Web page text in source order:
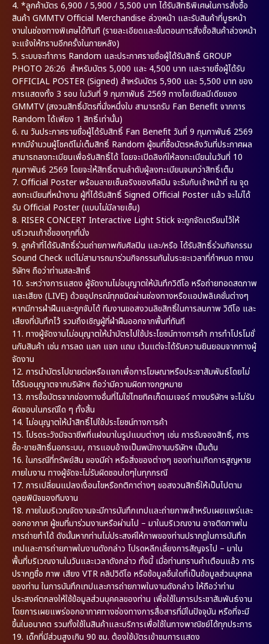
4. *ลูกค้าบัตร 6,900 / 5,900 / 5,500 บาท ได้รับสิทธิพิเศษในการสั่งซื้อ
สินค้า GMMTV Official Merchandise ล่วงหน้า และรับสินค้าที่บูธหน้า
งานในช่องทางพิเศษได้ทันที (รายละเอียดและขั้นตอนการสั่งซื้อสินค้าล่วงหน้า
จะแจ้งให้ทราบอีกครั้งในภายหลัง)
5. ระบบจะทำการ Random และประกาศรายชื่อผู้ได้รับสิทธิ์ GROUP
PHOTO 26:26 สำหรับบัตร 5,000 และ 4,500 บาท และรายชื่อผู้ได้รับ
OFFICIAL POSTER (Signed) สำหรับบัตร 5,900 และ 5,500 บาท ของ
การแสดงทั้ง 3 รอบ ในวันที่ 9 กุมภาพันธ์ 2569 ทางโซเชียลมีเดียของ
GMMTV (สงวนสิทธิ์บัตรที่นั่งหนึ่งใบ สามารถรับ Fan Benefit จากการ
Random ได้เพียง 1 สิทธิ์เท่านั้น)
6. ณ วันประกาศรายชื่อผู้ได้รับสิทธิ์ Fan Benefit วันที่ 9 กุมภาพันธ์ 2569
หากมีจำนวนผู้โชคดีไม่เต็มสิทธิ์ Random ผู้ชมที่ซื้อบัตรหลังวันที่ประกาศผล
สามารถลงทะเบียนเพื่อรับสิทธิ์ได้ โดยจะเปิดลิงก์ให้ลงทะเบียนในวันที่ 10
กุมภาพันธ์ 2569 โดยจะให้สิทธิ์ตามลำดับผู้ลงทะเบียนจนกว่าสิทธิ์เต็ม
7. Official Poster พร้อมลายเซ็นจริงของศิลปิน จะรับกับเจ้าหน้าที่ ณ จุด
ลงทะเบียนที่หน้างาน ผู้ที่ได้รับสิทธิ์ Signed Official Poster แล้ว จะไม่ได้
รับ Official Poster (แบบไม่มีลายเซ็น)
8. RISER CONCERT Interactive Light Stick จะถูกจัดเตรียมไว้ให้
บริเวณเก้าอี้ของทุกที่นั่ง
9. ลูกค้าที่ได้รับสิทธิ์ร่วมถ่ายภาพกับศิลปิน และ/หรือ ได้รับสิทธิ์ร่วมกิจกรรม
Sound Check แต่ไม่สามารถมาร่วมกิจกรรมทันในระยะเวลาที่กำหนด ทางบ
ริษัทฯ ถือว่าท่านสละสิทธิ์
10. ระหว่างการแสดง ผู้จัดงานไม่อนุญาตให้บันทึกวิดีโอ หรือถ่ายทอดสดภาพ
และเสียง (LIVE) ด้วยอุปกรณ์ทุกชนิดผ่านช่องทางหรือแอปพลิเคชั่นต่างๆ
หากมีการฝ่าฝืนและถูกจับได้ ทีมงานขอสงวนลิขสิทธิ์ในการลบภาพ วิดีโอ และ
เสียงที่บันทึกไว้ รวมถึงเชิญผู้ที่ฝ่าฝืนออกจากพื้นที่ทันที
11. ทางผู้จัดงานไม่อนุญาตให้นำบัตรไปใช้ประโยชน์ทางการค้า การทำโปรโมชั่
นกับสินค้า เช่น การลด แลก แจก แถม เว้นแต่จะได้รับความยินยอมจากทางผู้
จัดงาน
12. การนำบัตรไปขายต่อหรือแจกเพื่อการโฆษณาหรือประชาสัมพันธ์โดยไม่
ได้รับอนุญาตจากบริษัทฯ ถือว่ามีความผิดทางกฎหมาย
13. การซื้อบัตรจากช่องทางอื่นที่ไม่ใช่ไทยทิคเก็ตเมเจอร์ ทางบริษัทฯ จะไม่รับ
ผิดชอบในกรณีใด ๆ ทั้งสิ้น
14. ไม่อนุญาตให้นำสิทธิ์ไปใช้ประโยชน์ทางการค้า
15. โปรดระวังมิจฉาชีพที่แฝงมาในรูปแบบต่างๆ เช่น การรับจองสิทธิ์, การ
ซื้อ-ขายสิทธิ์นอกระบบ, การแอบอ้างเป็นพนักงานบริษัทฯ เป็นต้น
16. ในกรณีที่ทรัพย์สิน ของมีค่า หรือสิ่งของต่างๆ ของท่านเกิดการสูญหาย
ภายในงาน ทางผู้จัดจะไม่รับผิดชอบใดๆในทุกกรณี
17. การเปลี่ยนแปลงเงื่อนไขหรือกติกาต่างๆ ขอสงวนสิทธิ์ให้เป็นไปตาม
ดุลยพินิจของทีมงาน
18. ภายในบริเวณจัดงานจะมีการบันทึกเทปและถ่ายภาพสำหรับเผยแพร่และ
ออกอากาศ ผู้ชมที่มาร่วมงานหรือผ่านไป – มาในบริเวณงาน อาจติดภาพใน
การถ่ายทำได้ ดังนั้นหากท่านไม่ประสงค์ให้ภาพของท่านปรากฏในการบันทึก
เทปและการถ่ายภาพในงานดังกล่าว โปรดหลีกเลี่ยงการสัญจรไป – มาใน
พื้นที่บริเวณงานในวันและเวลาดังกล่าว ทั้งนี้ เมื่อท่านทราบคำเตือนแล้ว การ
ปรากฏชื่อ ภาพ เสียง VTR คลิปวิดีโอ หรือข้อมูลอื่นใดที่เป็นข้อมูลส่วนบุคคล
ของท่าน ในการบันทึกเทปและการถ่ายภาพในงานดังกล่าว ให้ถือว่าท่าน
ประสงค์ตกลงให้ใช้ข้อมูลส่วนบุคคลของท่าน เพื่อใช้ในการประชาสัมพันธ์งาน
โดยการเผยแพร่ออกอากาศทางช่องทางการสื่อสารที่มีในปัจจุบัน หรือที่จะมี
ขึ้นในอนาคต รวมทั้งใช้ในสินค้าและบริการเพื่อใช้ในทางพาณิชย์ได้ทุกประการ
19. เด็กที่มีส่วนสูงเกิน 90 ซม. ต้องใช้บัตรเข้าชมการแสดง